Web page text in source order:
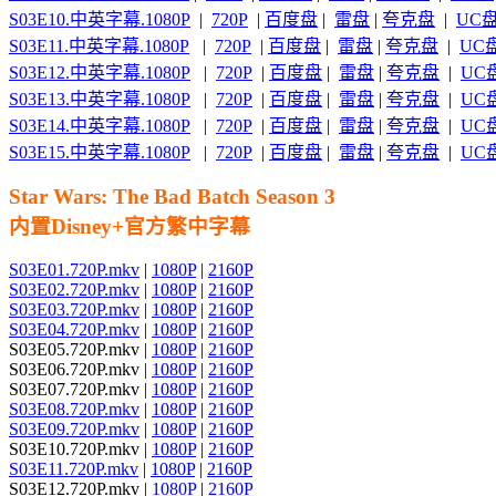
S03E10.中英字幕.1080P | 720P | 百度盘 | 雷盘 | 夸克盘 | UC
S03E11.中英字幕.1080P | 720P | 百度盘 | 雷盘 | 夸克盘 | UC
S03E12.中英字幕.1080P | 720P | 百度盘 | 雷盘 | 夸克盘 | UC
S03E13.中英字幕.1080P | 720P | 百度盘 | 雷盘 | 夸克盘 | UC
S03E14.中英字幕.1080P | 720P | 百度盘 | 雷盘 | 夸克盘 | UC
S03E15.中英字幕.1080P | 720P | 百度盘 | 雷盘 | 夸克盘 | UC
Star Wars: The Bad Batch Season 3
内置Disney+官方繁中字幕
S03E01.720P.mkv | 1080P| 2160P
S03E02.720P.mkv | 1080P| 2160P
S03E03.720P.mkv | 1080P| 2160P
S03E04.720P.mkv | 1080P| 2160P
S03E05.720P.mkv | 1080P| 2160P
S03E06.720P.mkv | 1080P| 2160P
S03E07.720P.mkv | 1080P| 2160P
S03E08.720P.mkv | 1080P| 2160P
S03E09.720P.mkv | 1080P| 2160P
S03E10.720P.mkv | 1080P| 2160P
S03E11.720P.mkv | 1080P| 2160P
S03E12.720P.mkv | 1080P| 2160P